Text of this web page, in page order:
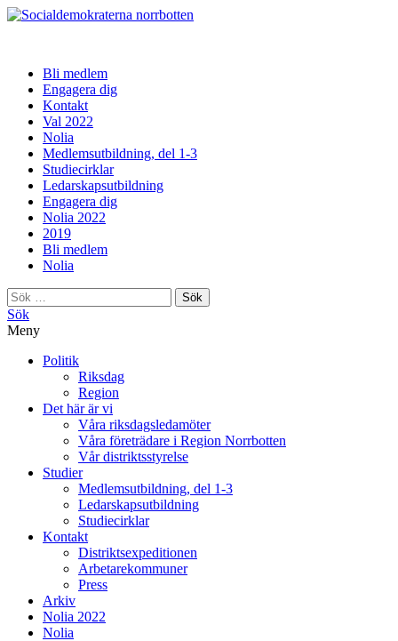
norrbotten
Bli medlem
Engagera dig
Kontakt
Val 2022
Nolia
Medlemsutbildning, del 1-3
Studiecirklar
Ledarskapsutbildning
Engagera dig
Nolia 2022
2019
Bli medlem
Nolia
Sök
efter:
Sök
Meny
Politik
Riksdag
Region
Det här är vi
Våra riksdagsledamöter
Våra företrädare i Region Norrbotten
Vår distriktsstyrelse
Studier
Medlemsutbildning, del 1-3
Ledarskapsutbildning
Studiecirklar
Kontakt
Distriktsexpeditionen
Arbetarekommuner
Press
Arkiv
Nolia 2022
Nolia